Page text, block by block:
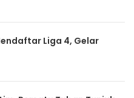
Liga 4, Gelar